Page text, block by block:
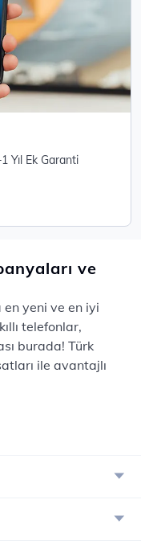
Yıl Ek Garanti
ve
en yeni ve en iyi
telefonlar,
burada! Türk
ile avantajlı